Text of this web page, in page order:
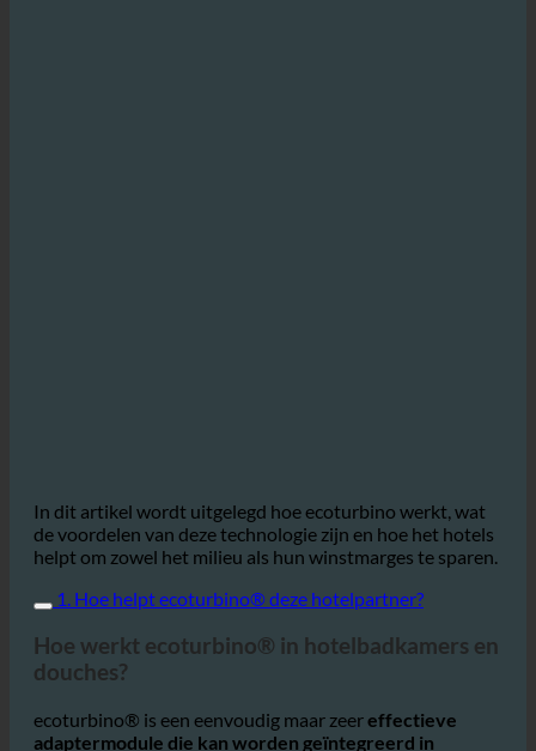
In dit artikel wordt uitgelegd hoe ecoturbino werkt, wat
de voordelen van deze technologie zijn en hoe het hotels
helpt om zowel het milieu als hun winstmarges te sparen.
1. Hoe helpt ecoturbino® deze hotelpartner?
douches?